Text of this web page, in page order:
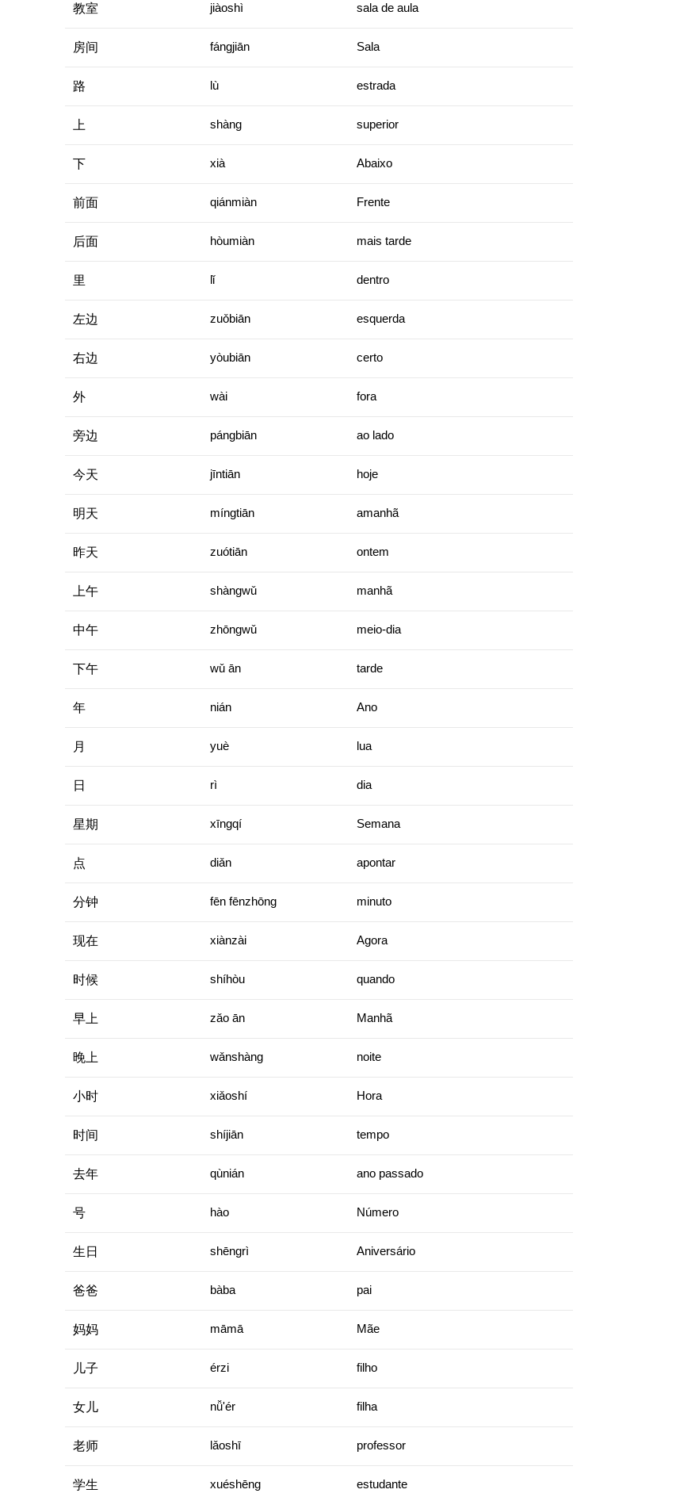
教室 jiàoshì sala de aula
房间 fángjiān Sala
路 lù estrada
上 shàng superior
下 xià Abaixo
前面 qiánmiàn Frente
后面 hòumiàn mais tarde
里 lǐ dentro
左边 zuǒbiān esquerda
右边 yòubiān certo
外 wài fora
旁边 pángbiān ao lado
今天 jīntiān hoje
明天 míngtiān amanhã
昨天 zuótiān ontem
上午 shàngwǔ manhã
中午 zhōngwǔ meio-dia
下午 wǔ ān tarde
年 nián Ano
月 yuè lua
日 rì dia
星期 xīngqí Semana
点 diǎn apontar
分钟 fēn fēnzhōng minuto
现在 xiànzài Agora
时候 shíhòu quando
早上 zǎo ān Manhã
晚上 wǎnshàng noite
小时 xiǎoshí Hora
时间 shíjiān tempo
去年 qùnián ano passado
号 hào Número
生日 shēngrì Aniversário
爸爸 bàba pai
妈妈 māmā Mãe
儿子 érzi filho
女儿 nǚ'ér filha
老师 lǎoshī professor
学生 xuéshēng estudante